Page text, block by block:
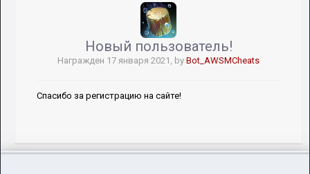
Новый пользователь!
Награжден 17 января 2021 , by Bot_AWSMCheats
Спасибо за регистрацию на сайте!